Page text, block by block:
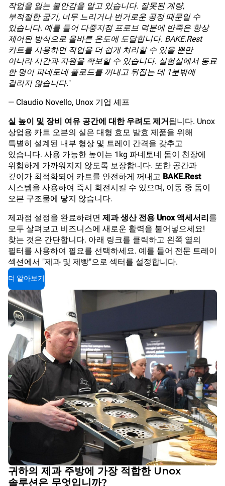
작업을 잃는 불안감을 알고 있습니다. 잘못된 계량,
부적절한 굽기, 너무 느리거나 번거로운 공정 때문일 수
있습니다. 예를 들어 다중지점 프로브 덕분에 반죽은 항상
제어된 방식으로 올바른 온도에 도달합니다. BAKE.Rest
카트를 사용하면 작업을 더 쉽게 처리할 수 있을 뿐만
아니라 시간과 자원을 확보할 수 있습니다. 실험실에서 동료
한 명이 파네토네 풀로드를 꺼내고 뒤집는 데 1분밖에
걸리지 않습니다."
— Claudio Novello, Unox 기업 셰프
실 높이 및 장비 여유 공간에 대한 우려도 제거됩니다. Unox
상업용 카트 오븐의 실은 대형 효모 발효 제품을 위해
특별히 설계된 내부 형상 및 트레이 간격을 갖추고
있습니다. 사용 가능한 높이는 1kg 파네토네 돔이 천장에
위험하게 가까워지지 않도록 보장합니다. 또한 공간과
깊이가 최적화되어 카트를 안전하게 꺼내고 BAKE.Rest
시스템을 사용하여 즉시 회전시킬 수 있으며, 이동 중 돔이
오븐 구조물에 닿지 않습니다.
제과점 설정을 완료하려면 제과 생산 전용 Unox 액세서리를
모두 살펴보고 비즈니스에 새로운 활력을 불어넣으세요!
찾는 것은 간단합니다. 아래 링크를 클릭하고 왼쪽 열의
필터를 사용하여 필요를 선택하세요. 예를 들어 전문 트레이
섹션에서 "제과 및 제빵"으로 섹터를 설정합니다.
더 알아보기
귀하의 제과 주방에 가장 적합한 Unox
솔루션은 무엇입니까?